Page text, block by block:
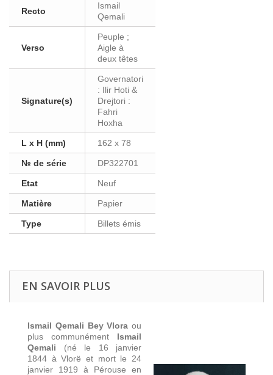
Recto
Ismail
Qemali
Verso
Peuple ;
Aigle à
deux têtes
Signature(s)
Governatori
: Ilir Hoti &
Drejtori :
Fahri
Hoxha
L x H (mm) 162 x 78
№ de série DP322701
Etat Neuf
Matière Papier
Type Billets émis
EN SAVOIR PLUS
Ismail Qemali Bey Vlora ou
plus communément Ismail
Qemali (né le 16 janvier
1844 à Vlorë et mort le 24
janvier 1919 à Pérouse en